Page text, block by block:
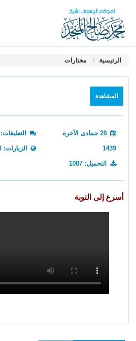
الرئيسية مختارات
المشاهدة
28 جمادى الآخرة
1439
التعليقات: 2
الزيارات: 4993
التحميل: 1087
أسرع إلى التوبة